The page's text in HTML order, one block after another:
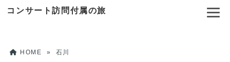
コンサート訪問付属の旅
HOME » 石川